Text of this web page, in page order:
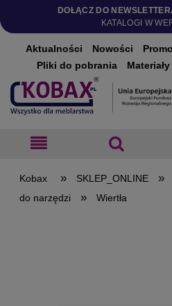
DOŁĄCZ DO
KATALOGI W
Aktualności Nowości
Pliki do pobrania
» SKLEP_ONLINE »
do narzędzi
» Wiertła